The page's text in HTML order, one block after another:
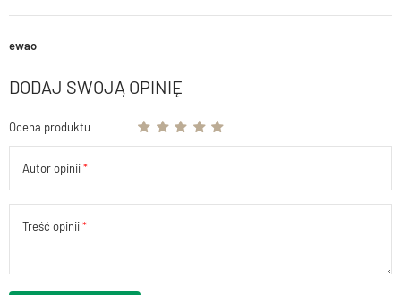
ewao
DODAJ SWOJĄ OPINIĘ
Ocena produktu
Autor opinii
Treść opinii